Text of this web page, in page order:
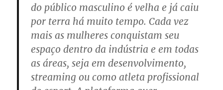
do público masculino é velha e já caiu
por terra há muito tempo. Cada vez
mais as mulheres conquistam seu
espaço dentro da indústria e em todas
as áreas, seja em desenvolvimento,
streaming ou como atleta profissional